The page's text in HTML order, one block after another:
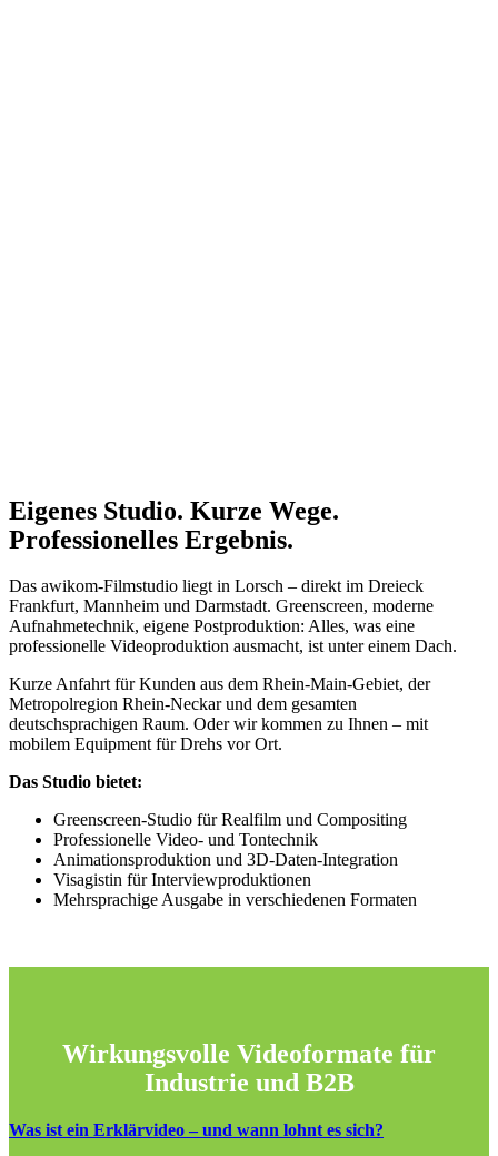
Eigenes Studio. Kurze Wege.
Professionelles Ergebnis.
Das awikom-Filmstudio liegt in Lorsch – direkt im Dreieck
Frankfurt, Mannheim und Darmstadt. Greenscreen, moderne
Aufnahmetechnik, eigene Postproduktion: Alles, was eine
professionelle Videoproduktion ausmacht, ist unter einem Dach.
Kurze Anfahrt für Kunden aus dem Rhein-Main-Gebiet, der
Metropolregion Rhein-Neckar und dem gesamten
deutschsprachigen Raum. Oder wir kommen zu Ihnen – mit
mobilem Equipment für Drehs vor Ort.
Das Studio bietet:
Greenscreen-Studio für Realfilm und Compositing
Professionelle Video- und Tontechnik
Animationsproduktion und 3D-Daten-Integration
Visagistin für Interviewproduktionen
Mehrsprachige Ausgabe in verschiedenen Formaten
Wirkungsvolle Videoformate für
Industrie und B2B
Was ist ein Erklärvideo – und wann lohnt es sich?